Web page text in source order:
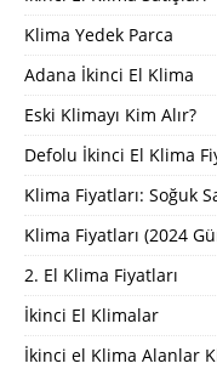
Klima Yedek Parca
Adana İkinci El Klima
Eski Klimayı Kim Alır?
Defolu İkinci El Klima
Klima Fiyatları: Soğuk
Klima Fiyatları (2024
2. El Klima Fiyatları
İkinci El Klimalar
İkinci el Klima Alanlar